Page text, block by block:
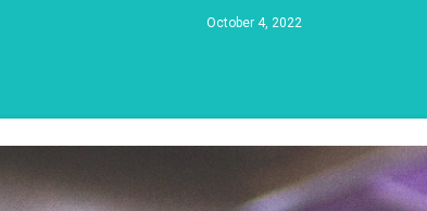
October 4, 2022